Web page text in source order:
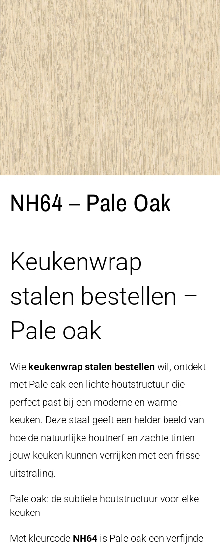
NH64 – Pale Oak
Keukenwrap
stalen bestellen –
Pale oak
Wie keukenwrap stalen bestellen wil, ontdekt
met Pale oak een lichte houtstructuur die
perfect past bij een moderne en warme
keuken. Deze staal geeft een helder beeld van
hoe de natuurlijke houtnerf en zachte tinten
jouw keuken kunnen verrijken met een frisse
uitstraling.
Pale oak: de subtiele houtstructuur voor elke
keuken
Met kleurcode NH64 is Pale oak een verfijnde